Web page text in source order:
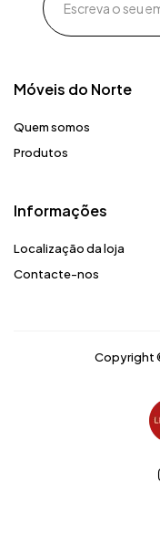
Móveis do Norte​
Quem somos
Produtos
Informações
Localização da loja
Contacte-nos
Copyright